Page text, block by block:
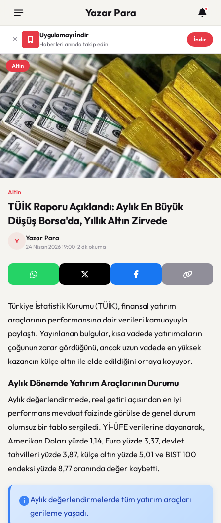
Yazar Para
Uygulamayı İndir
Haberleri anında takip edin
İndir
Altin
Altin
TÜİK Raporu Açıklandı: Aylık En Büyük
Düşüş Borsa'da, Yıllık Altın Zirvede
Y Yazar Para
24 Nisan 2026 19:00 · 2 dk okuma
Türkiye İstatistik Kurumu (TÜİK), finansal yatırım
araçlarının performansına dair verileri kamuoyuyla
paylaştı. Yayınlanan bulgular, kısa vadede yatırımcıların
çoğunun zarar gördüğünü, ancak uzun vadede en yüksek
kazancın külçe altın ile elde edildiğini ortaya koyuyor.
Aylık Dönemde Yatırım Araçlarının Durumu
Aylık değerlendirmede, reel getiri açısından en iyi
performans mevduat faizinde görülse de genel durum
olumsuz bir tablo sergiledi. Yİ-ÜFE verilerine dayanarak,
Amerikan Doları yüzde 1,14, Euro yüzde 3,37, devlet
tahvilleri yüzde 3,87, külçe altın yüzde 5,01 ve BIST 100
endeksi yüzde 8,77 oranında değer kaybetti.
Aylık değerlendirmelerde tüm yatırım araçları
gerileme yaşadı.